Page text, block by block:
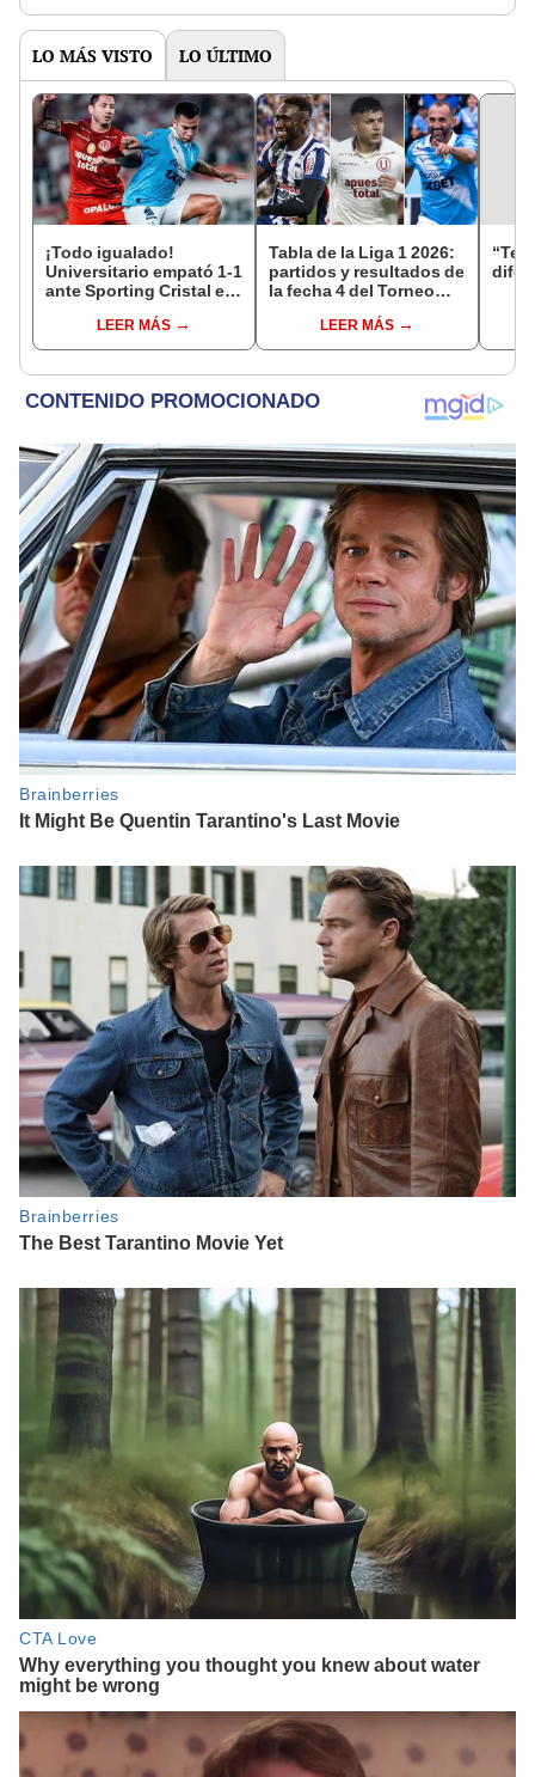
LO MÁS VISTO LO ÚLTIMO
¡Todo igualado!
Universitario empató 1-1
ante Sporting Cristal en
por el Torneo Clausura
de la Liga 1 2026
LEER MÁS
Tabla de la Liga 1 2026:
partidos y resultados de
la fecha 4 del Torneo
del Acumulado
LEER MÁS